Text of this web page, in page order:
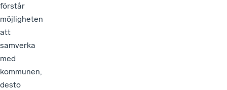
förstår
möjligheten
att
samverka
med
kommunen,
desto